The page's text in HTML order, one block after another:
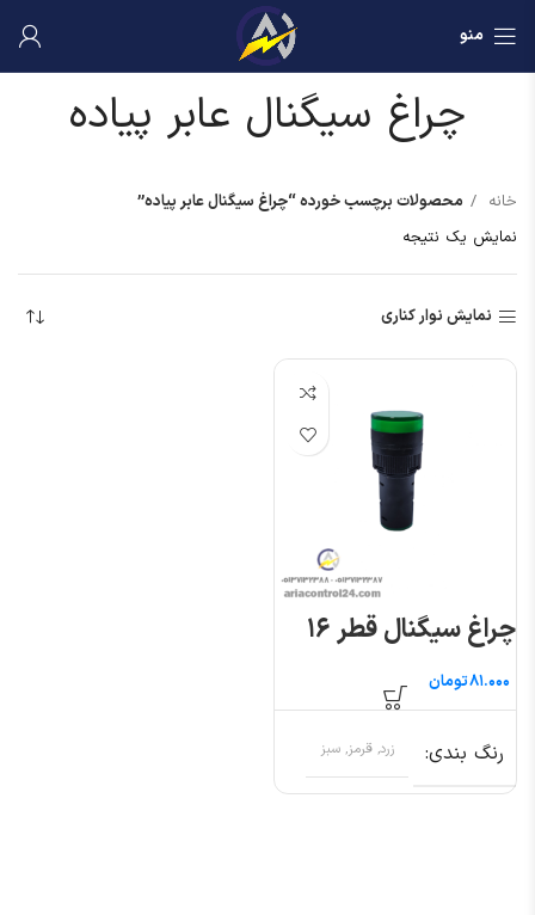
منو
چراغ سیگنال عابر پیاده
خانه
محصولات برچسب خورده “چراغ سیگنال عابر پیاده”
نمایش یک نتیجه
نمایش نوار کناری
چراغ سیگنال قطر ۱۶
تومان
رنگ بندی زرد, قرمز, سبز